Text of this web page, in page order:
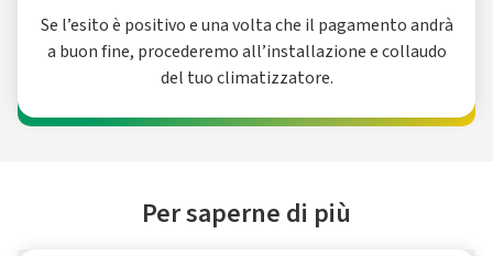
Se l’esito è positivo e una volta che il pagamento andrà
a buon fine, procederemo all’installazione e collaudo
del tuo climatizzatore.
Per saperne di più